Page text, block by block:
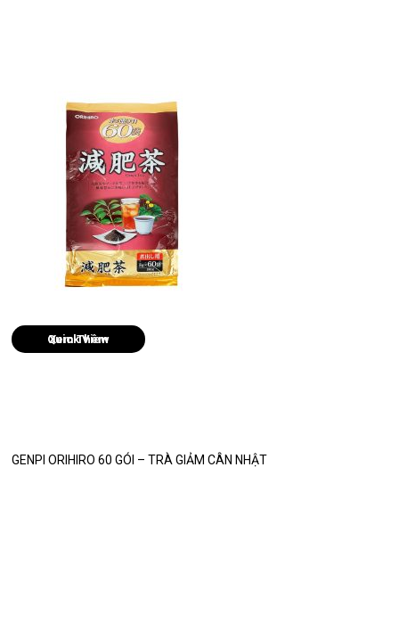
Quick View
GENPI ORIHIRO 60 GÓI – TRÀ GIẢM CÂN NHẬT